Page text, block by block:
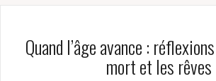
Quand l’âge avance :
mort et les rêves